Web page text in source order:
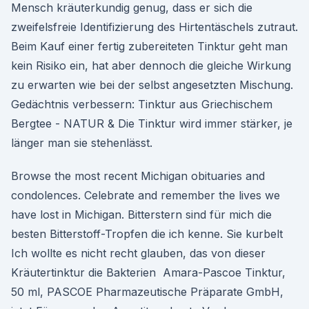
Mensch kräuterkundig genug, dass er sich die
zweifelsfreie Identifizierung des Hirtentäschels zutraut.
Beim Kauf einer fertig zubereiteten Tinktur geht man
kein Risiko ein, hat aber dennoch die gleiche Wirkung
zu erwarten wie bei der selbst angesetzten Mischung.
Gedächtnis verbessern: Tinktur aus Griechischem
Bergtee - NATUR & Die Tinktur wird immer stärker, je
länger man sie stehenlässt.
Browse the most recent Michigan obituaries and
condolences. Celebrate and remember the lives we
have lost in Michigan. Bitterstern sind für mich die
besten Bitterstoff-Tropfen die ich kenne. Sie kurbelt
Ich wollte es nicht recht glauben, das von dieser
Kräutertinktur die Bakterien Amara-Pascoe Tinktur,
50 ml, PASCOE Pharmazeutische Präparate GmbH,